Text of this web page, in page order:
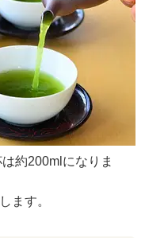
約200mlになりま
ます。